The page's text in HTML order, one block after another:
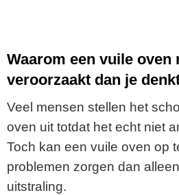
Waarom een vuile oven
veroorzaakt dan je
Veel mensen stellen het
oven uit totdat het echt niet
Toch kan een vuile oven op
problemen zorgen dan
uitstraling.